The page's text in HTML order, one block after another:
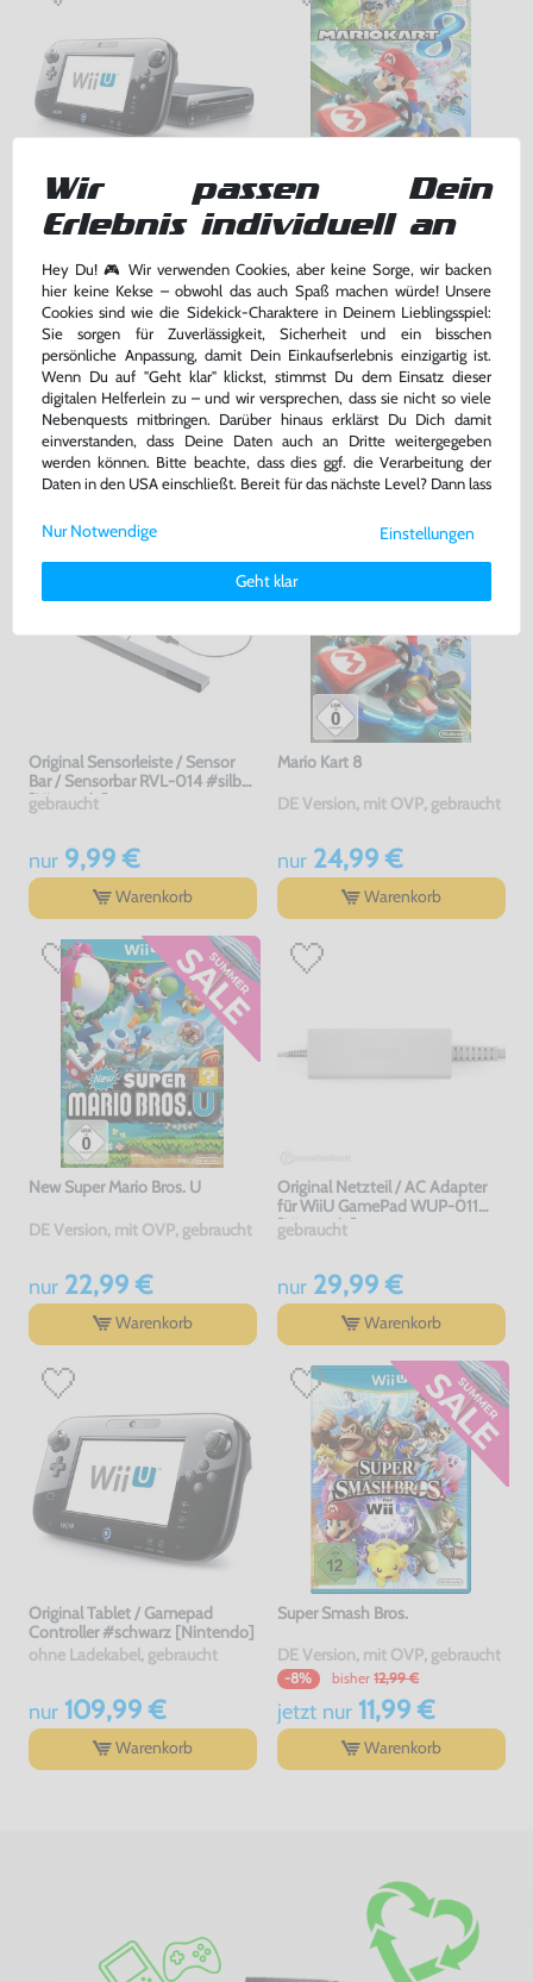
Konsole 32 GB #schwarz +
Tablet + Zubehör
gebraucht
nur259,99 €
Warenkorb
Mario Kart 8
DE Version, mit OVP, gebraucht
nur24,99 €
Warenkorb
DAS HABEN ANDERE DAZU
GEKAUFT
Original Sensorleiste / Sensor
Bar / Sensorbar RVL-014 #silber
[Nintendo]
gebraucht
nur9,99 €
Warenkorb
Mario Kart 8
DE Version, mit OVP, gebraucht
nur24,99 €
Warenkorb
New Super Mario Bros. U
DE Version, mit OVP, gebraucht
nur22,99 €
Warenkorb
Original Netzteil / AC Adapter
für WiiU GamePad WUP-011
[Nintendo]
gebraucht
nur29,99 €
Warenkorb
Original Tablet / Gamepad
Controller #schwarz [Nintendo]
ohne Ladekabel, gebraucht
nur109,99 €
Warenkorb
Super Smash Bros.
DE Version, mit OVP, gebraucht
-8% bisher 12,99 €
jetzt nur11,99 €
Warenkorb
Wir passen Dein
Erlebnis individuell an
Hey Du! 🎮 Wir verwenden Cookies, aber keine Sorge, wir backen
hier keine Kekse – obwohl das auch Spaß machen würde! Unsere
Cookies sind wie die Sidekick-Charaktere in Deinem Lieblingsspiel:
Sie sorgen für Zuverlässigkeit, Sicherheit und ein bisschen
persönliche Anpassung, damit Dein Einkaufserlebnis einzigartig ist.
Wenn Du auf "Geht klar" klickst, stimmst Du dem Einsatz dieser
digitalen Helferlein zu – und wir versprechen, dass sie nicht so viele
Nebenquests mitbringen. Darüber hinaus erklärst Du Dich damit
einverstanden, dass Deine Daten auch an Dritte weitergegeben
werden können. Bitte beachte, dass dies ggf. die Verarbeitung der
Daten in den USA einschließt. Bereit für das nächste Level? Dann lass
Weitere Informationen zu den von uns verwendeten Cookies und
Deinen Rechten als Nutzer findest Du in unsererDaten­schutz­
Impressum.
Einstellungen
Geht klar
Nur Notwendige